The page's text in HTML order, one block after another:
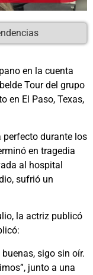
en la cuenta
Tour del grupo
en El Paso, Texas,
perfecto durante los
en tragedia
al hospital
sufrió un
la actriz publicó
sigo sin oír.
junto a una